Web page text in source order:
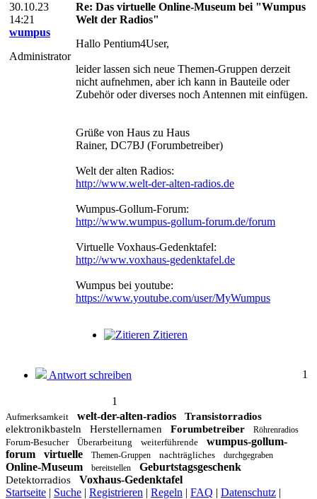
30.10.23
14:21
wumpus
Administrator
Re: Das virtuelle Online-Museum bei "Wumpus
Welt der Radios"
Hallo Pentium4User,
leider lassen sich neue Themen-Gruppen derzeit
nicht aufnehmen, aber ich kann in Bauteile oder
Zubehör oder diverses noch Antennen mit einfügen.
Grüße von Haus zu Haus
Rainer, DC7BJ (Forumbetreiber)
Welt der alten Radios:
http://www.welt-der-alten-radios.de
Wumpus-Gollum-Forum:
http://www.wumpus-gollum-forum.de/forum
Virtuelle Voxhaus-Gedenktafel:
http://www.voxhaus-gedenktafel.de
Wumpus bei youtube:
https://www.youtube.com/user/MyWumpus
Zitieren
Antwort schreiben 1
1
Aufmerksamkeit welt-der-alten-radios
Transistorradios
elektronikbasteln
Herstellernamen Forumbetreiber Röhrenradios
Forum-Besucher Überarbeitung weiterführende
wumpus-gollum-
forum
virtuelle Themen-Gruppen nachträgliches durchgegraben
Online-Museum bereitstellen Geburtstagsgeschenk
Detektorradios
Voxhaus-Gedenktafel
Startseite | Suche | Registrieren | Regeln | FAQ | Datenschutz |